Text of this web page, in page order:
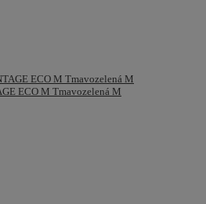
ECO M Tmavozelená M